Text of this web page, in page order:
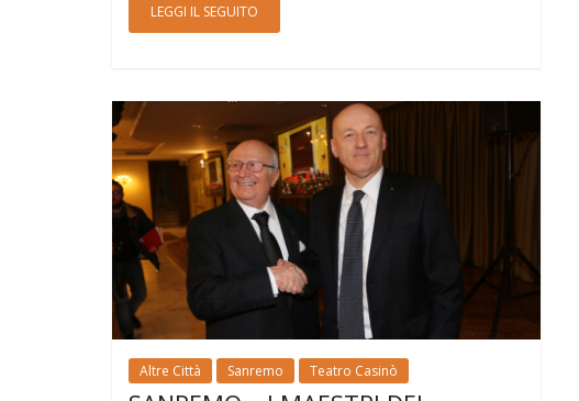
LEGGI IL SEGUITO
Altre Città Sanremo Teatro Casinò